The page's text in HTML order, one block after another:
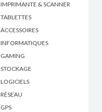
IMPRIMANTE & SCANNER
TABLETTES
ACCESSOIRES
INFORMATIQUES
GAMING
STOCKAGE
LOGICIELS
RÉSEAU
GPS